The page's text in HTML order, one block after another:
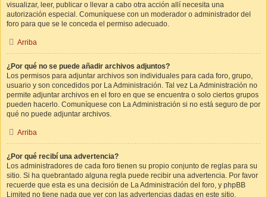
visualizar, leer, publicar o llevar a cabo otra acción allí necesita una
autorización especial. Comuníquese con un moderador o administrador del
foro para que se le conceda el permiso adecuado.
Arriba
¿Por qué no se puede añadir archivos adjuntos?
Los permisos para adjuntar archivos son individuales para cada foro, grupo,
usuario y son concedidos por La Administración. Tal vez La Administración no
permite adjuntar archivos en el foro en que se encuentra o solo ciertos grupos
pueden hacerlo. Comuníquese con La Administración si no está seguro de por
qué no puede adjuntar archivos.
Arriba
¿Por qué recibí una advertencia?
Los administradores de cada foro tienen su propio conjunto de reglas para su
sitio. Si ha quebrantado alguna regla puede recibir una advertencia. Por favor
recuerde que esta es una decisión de La Administración del foro, y phpBB
Limited no tiene nada que ver con las advertencias dadas en este sitio.